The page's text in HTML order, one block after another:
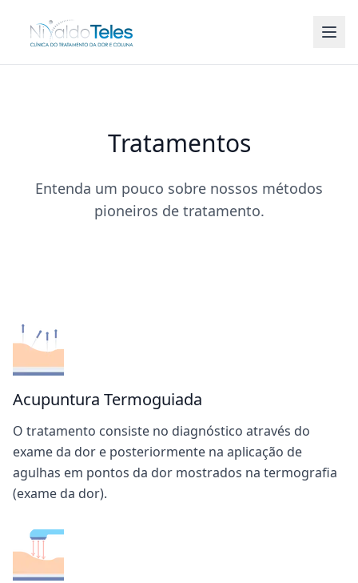
Tratamentos
Entenda um pouco sobre nossos métodos
pioneiros de tratamento.
Acupuntura Termoguiada
O tratamento consiste no diagnóstico através do
exame da dor e posteriormente na aplicação de
agulhas em pontos da dor mostrados na termografia
(exame da dor).